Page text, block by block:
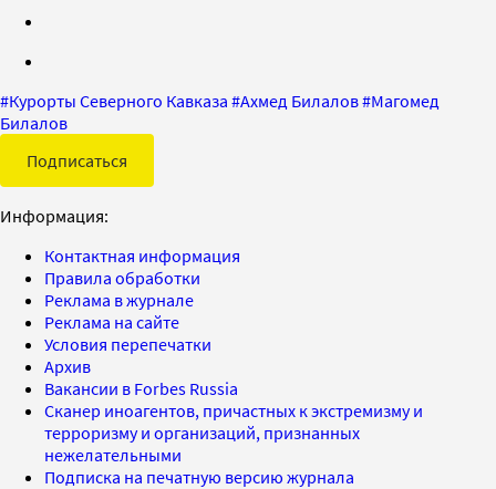
#Курорты Северного Кавказа #Ахмед Билалов#Магомед
Билалов
Подписаться
Информация:
Контактная информация
Правила обработки
Реклама в журнале
Реклама на сайте
Условия перепечатки
Архив
Вакансии в Forbes Russia
Сканер иноагентов, причастных к экстремизму и
терроризму и организаций, признанных
нежелательными
Подписка на печатную версию журнала